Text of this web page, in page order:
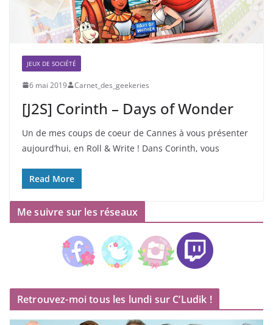
JEUX DE SOCIÉTÉ
6 mai 2019 Carnet_des_geekeries
[J2S] Corinth – Days of Wonder
Un de mes coups de coeur de Cannes à vous présenter
aujourd’hui, en Roll & Write ! Dans Corinth, vous
Read More
Me suivre sur les réseaux
Retrouvez-moi tous les lundi sur C’Ludik !